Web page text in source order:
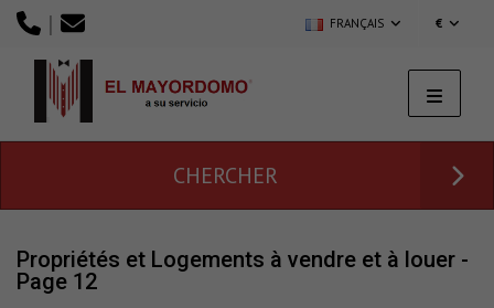
| FRANÇAIS €
CHERCHER
Propriétés et Logements à vendre et à louer -
Page 12